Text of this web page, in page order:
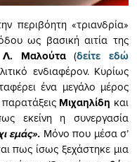
περιβόητη «τριανδρία»
ως βασική αιτία της
Λ. Μαλούτα(δείτε εδώ
ενδιαφέρον. Κυρίως
ένα μεγάλο μέρος
Μιχαηλίδη και
εκείνη η συνεργασία
εμάς». Μόνο που μέσα σ’
πως ίσως ξεχάστηκε μια